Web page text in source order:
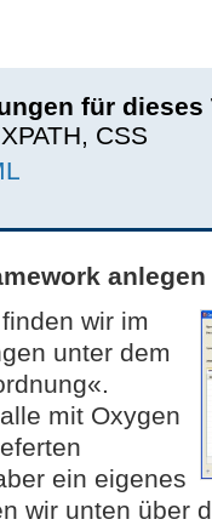
für dieses
CSS
anlegen
wir im
unter dem
mit Oxygen
ein eigenes
wir unten über